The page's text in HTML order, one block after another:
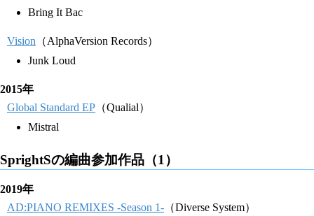
Bring It Bac
Vision （AlphaVersion Records）
Junk Loud
2015年
Global Standard EP （Qualial）
Mistral
SprightSの編曲参加作品（1）
2019年
AD:PIANO REMIXES -Season 1- （Diverse System）